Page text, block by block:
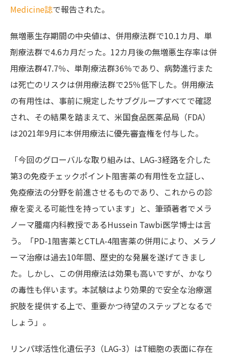
Medicine誌で報告された。
無増悪生存期間の中央値は、併用療法群で10.1カ月、単
剤療法群で4.6カ月だった。12カ月後の無増悪生存率は併
用療法群47.7％、単剤療法群36％であり、病勢進行また
は死亡のリスクは併用療法群で25％低下した。併用療法
の有用性は、事前に規定したサブグループすべてで確認
され、その結果を踏まえて、米国食品医薬品局（FDA）
は2021年9月に本併用療法に優先審査権を付与した。
「今回のグローバルな取り組みは、LAG-3経路を介した
第3の免疫チェックポイント阻害薬の有用性を立証し、
免疫療法の分野を前進させるものであり、これからの診
療を変える可能性を持っています」と、筆頭著者でメラ
ノーマ腫瘍内科教授であるHussein Tawbi医学博士は言
う。「PD-1阻害薬とCTLA-4阻害薬の併用により、メラノ
ーマ治療は過去10年間、歴史的な発展を遂げてきまし
た。しかし、この併用療法は効果も高いですが、かなり
の毒性も伴います。本試験はより効果的で安全な治療選
択肢を提供する上で、重要かつ待望のステップとなるで
しょう」。
リンパ球活性化遺伝子3（LAG-3）はT細胞の表面に存在